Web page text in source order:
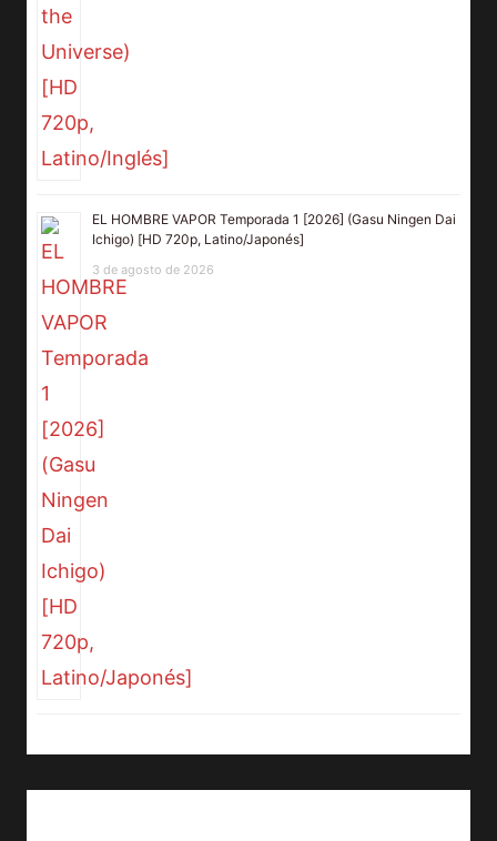
EL HOMBRE VAPOR Temporada 1 [2026] (Gasu Ningen Dai
Ichigo) [HD 720p, Latino/Japonés]
3 de agosto de 2026